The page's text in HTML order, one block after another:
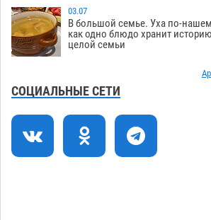
режиме экстремальной температурной
нагрузки
07.08 719
17:09
Астраханский котлован с мусором
угрожает плодородию
района
16:24
Игорь Редькин проинспектировал
коммунальную готовность
астраханского земельного массива
для льготников
03.07
В большой семье. Уха по-
как одно блюдо хранит историю
целой семьи
СОЦИАЛЬНЫЕ СЕТИ